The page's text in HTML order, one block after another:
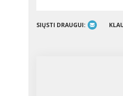
SIŲSTI DRAUGUI: